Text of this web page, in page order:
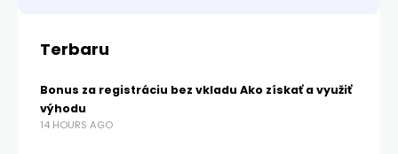
Terbaru
Bonus za registráciu bez vkladu Ako získať a využiť
výhodu
14 HOURS AGO